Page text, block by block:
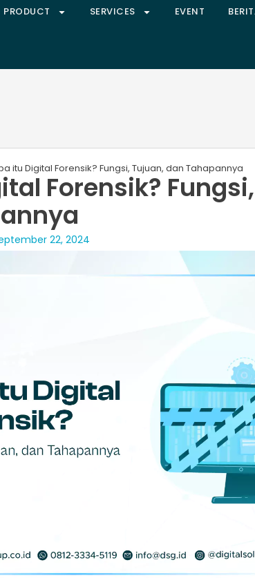
PRODUCT SERVICES EVENT
itu Digital Forensik? Fungsi, Tujuan, dan Tahapannya
Forensik?
22, 2024